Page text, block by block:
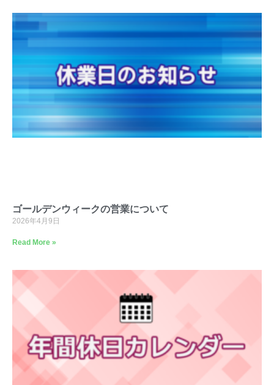
ゴールデンウィークの営業について
2026年4月9日
Read More »